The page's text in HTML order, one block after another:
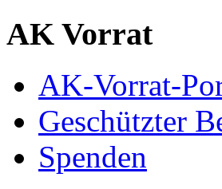
AK Vorrat
AK-Vorrat-
Geschützter
Spenden